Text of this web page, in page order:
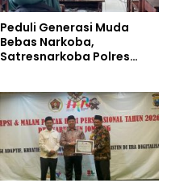
Peduli Generasi Muda
Bebas Narkoba,
Satresnarkoba Polres